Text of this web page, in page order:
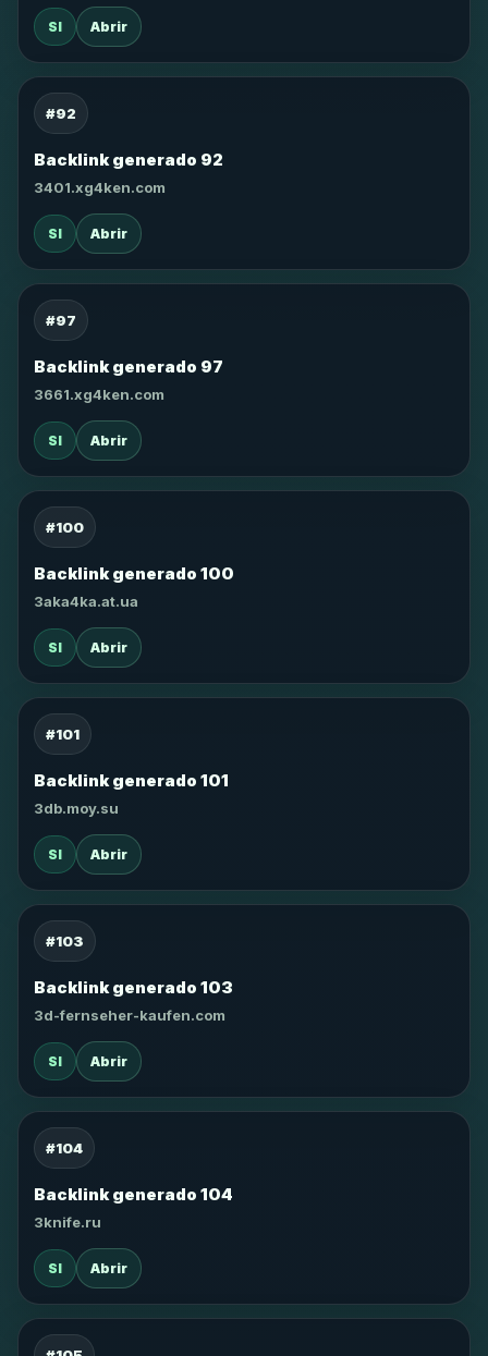
SI Abrir
#92
Backlink generado 92
3401.xg4ken.com
SI Abrir
#97
Backlink generado 97
3661.xg4ken.com
SI Abrir
#100
Backlink generado 100
3aka4ka.at.ua
SI Abrir
#101
Backlink generado 101
3db.moy.su
SI Abrir
#103
Backlink generado 103
3d-fernseher-kaufen.com
SI Abrir
#104
Backlink generado 104
3knife.ru
SI Abrir